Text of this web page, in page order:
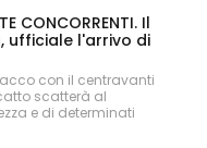
CONCORRENTI. Il
ufficiale l'arrivo di
con il centravanti
scatterà al
e di determinati